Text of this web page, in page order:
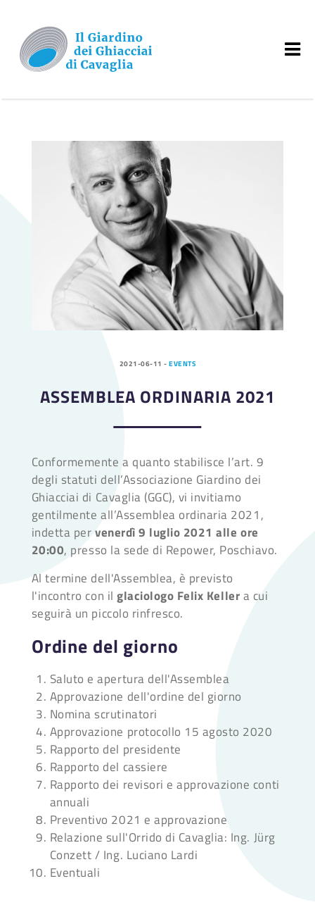
2021-06-11 -EVENTS
ASSEMBLEA ORDINARIA 2021
Conformemente a quanto stabilisce l’art. 9
degli statuti dell’Associazione Giardino dei
Ghiacciai di Cavaglia (GGC), vi invitiamo
gentilmente all’Assemblea ordinaria 2021,
indetta pervenerdì 9 luglio 2021 alle ore
20:00, presso la sede di Repower, Poschiavo.
Al termine dell'Assemblea, è previsto
l'incontro con il glaciologo Felix Keller a cui
seguirà un piccolo rinfresco.
Ordine del giorno
Saluto e apertura dell'Assemblea
Approvazione dell'ordine del giorno
Nomina scrutinatori
Approvazione protocollo 15 agosto 2020
Rapporto del presidente
Rapporto del cassiere
Rapporto dei revisori e approvazione conti
annuali
Preventivo 2021 e approvazione
Relazione sull'Orrido di Cavaglia: Ing. Jürg
Conzett / Ing. Luciano Lardi
Eventuali